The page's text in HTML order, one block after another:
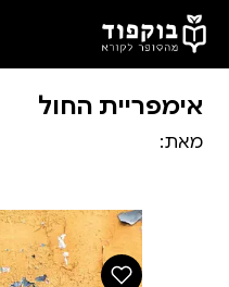
דלג לתוכן הראשי
אימפריית החול
מאת: